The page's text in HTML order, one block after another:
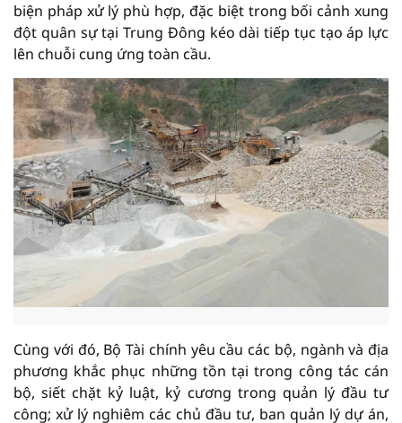
biện pháp xử lý phù hợp, đặc biệt trong bối cảnh xung
đột quân sự tại Trung Đông kéo dài tiếp tục tạo áp lực
lên chuỗi cung ứng toàn cầu.
Cùng với đó, Bộ Tài chính yêu cầu các bộ, ngành và địa
phương khắc phục những tồn tại trong công tác cán
bộ, siết chặt kỷ luật, kỷ cương trong quản lý đầu tư
công; xử lý nghiêm các chủ đầu tư, ban quản lý dự án,